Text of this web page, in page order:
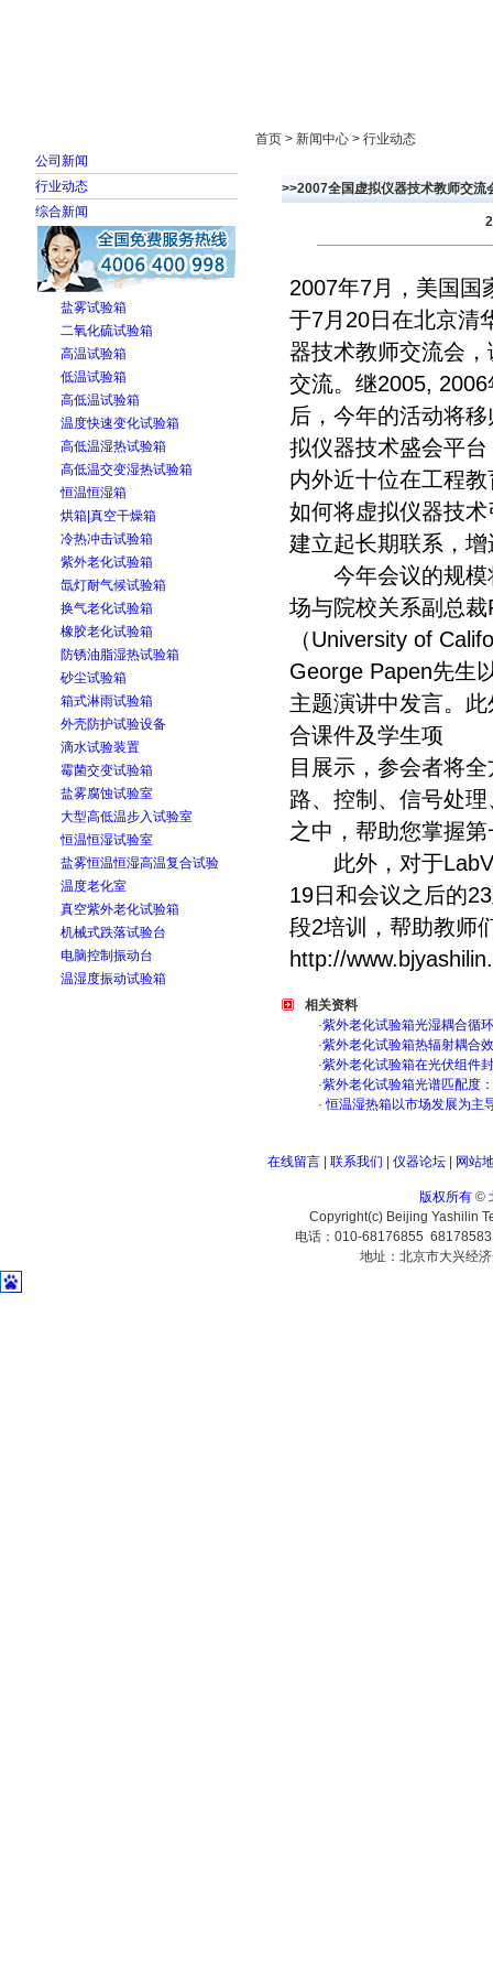
公司新闻
行业动态
综合新闻
盐雾试验箱
二氧化硫试验箱
高温试验箱
低温试验箱
高低温试验箱
温度快速变化试验箱
高低温湿热试验箱
高低温交变湿热试验箱
恒温恒湿箱
烘箱|真空干燥箱
冷热冲击试验箱
紫外老化试验箱
氙灯耐气候试验箱
换气老化试验箱
橡胶老化试验箱
防锈油脂湿热试验箱
砂尘试验箱
箱式淋雨试验箱
外壳防护试验设备
滴水试验装置
霉菌交变试验箱
盐雾腐蚀试验室
大型高低温步入试验室
恒温恒湿试验室
盐雾恒温恒湿高温复合试验
温度老化室
真空紫外老化试验箱
机械式跌落试验台
电脑控制振动台
温湿度振动试验箱
首页 > 新闻中心 > 行业动态
>>2007全国虚拟仪器技术教师交流
2007年7月，美国国
于7月20日在北京清
器技术教师交流会
交流。继2005,
后，今年的活动将
拟仪器技术盛会平
内外近十位在工程
如何将虚拟仪器技
建立起长期联系，
今年会议的规模
场与院校关系副总
（University of
George Papen先生
主题演讲中发言。
合课件及学生项
目展示，参会者将
路、控制、信号处
之中，帮助您掌握
此外，对于
19日和会议之后的
段2培训，帮助教师
http://
相关资料
·紫外老化试验箱光湿耦合循
·紫外老化试验箱热辐射耦合
·紫外老化试验箱在光伏组件
·紫外老化试验箱光谱匹配度
· 恒温湿热箱以市场发展为主
在线留言| 联系我们 仪器论坛| 网站
版权所有©
Copyright(c) Beijing Yashilin
电话：010-68176855
地址：北京市大兴经